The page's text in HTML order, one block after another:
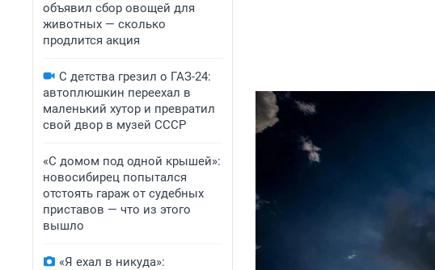
объявил сбор овощей для
животных — сколько
продлится акция
С детства грезил о ГАЗ-24:
автоплюшкин переехал в
маленький хутор и превратил
свой двор в музей СССР
«С домом под одной крышей»:
новосибирец попытался
отстоять гараж от судебных
приставов — что из этого
вышло
«Я ехал в никуда»: